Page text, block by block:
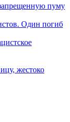
пуму
Один погиб
жестоко